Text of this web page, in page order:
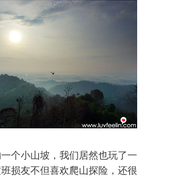
个小山坡，我们居然也玩了一
损友不但喜欢爬山探险，还很